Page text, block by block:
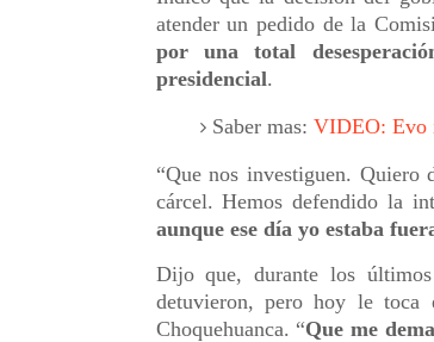
atender un pedido de la
por una total
presidencial.
Saber mas: VIDEO: Evo
“Que nos investiguen.
cárcel. Hemos defendido la
aunque ese día yo estaba
Dijo que, durante los
detuvieron, pero hoy le toca
Choquehuanca. “Que me